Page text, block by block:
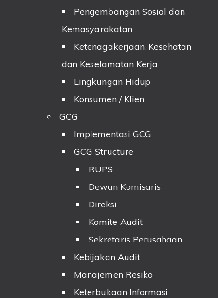
Pengembangan Sosial dan
Kemasyarakatan
Ketenagakerjaan, Kesehatan
dan Keselamatan Kerja
Lingkungan Hidup
Konsumen / Klien
GCG
Implementasi GCG
GCG Structure
RUPS
Dewan Komisaris
Direksi
Komite Audit
Sekretaris Perusahaan
Kebijakan Audit
Manajemen Resiko
Keterbukaan Informasi